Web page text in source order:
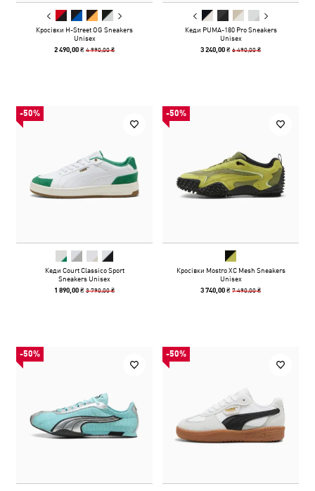
Кросівки H-Street OG Sneakers
Unisex
2 490,00 ₴4 990,00 ₴
Кеди PUMA-180 Pro Sneakers
Unisex
3 240,00 ₴6 490,00 ₴
-50%
Кеди Court Classico Sport
Sneakers Unisex
1 890,00 ₴3 790,00 ₴
-50%
Кросівки Mostro XC Mesh Sneakers
Unisex
3 740,00 ₴7 490,00 ₴
-50% -50%